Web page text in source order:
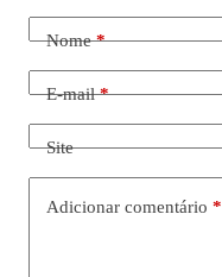
Nome*
E-mail*
Site
Adicionar comentário *